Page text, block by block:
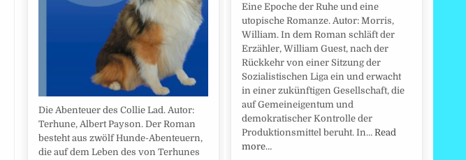
Die Abenteuer des Collie Lad. Autor:
Terhune, Albert Payson. Der Roman
besteht aus zwölf Hunde-Abenteuern,
die auf dem Leben des von Terhunes
Eine Epoche der Ruhe und eine
utopische Romanze. Autor: Morris,
William. In dem Roman schläft der
Erzähler, William Guest, nach der
Rückkehr von einer Sitzung der
Sozialistischen Liga ein und erwacht
in einer zukünftigen Gesellschaft, die
auf Gemeineigentum und
demokratischer Kontrolle der
Produktionsmittel beruht. In… Read
more…